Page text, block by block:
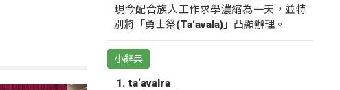
現今配合族人工作求學濃縮為一天，並特
別將「勇士祭(Ta‘avala)」凸顯辦理。
小辭典
ta‘avalra